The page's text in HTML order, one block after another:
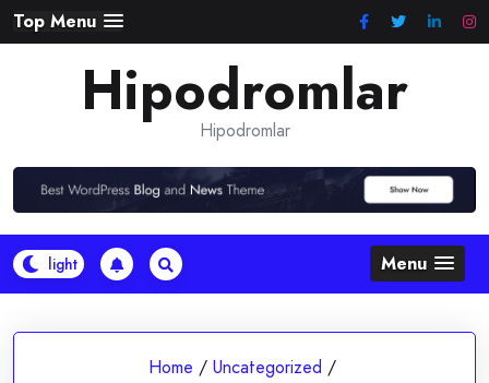
Skip
to
Top Menu
Hipodromlar
Hipodromlar
Menu
Home / Uncategorized /